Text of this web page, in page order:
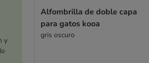
y
Alfombrilla de doble capa
para gatos kooa
gris oscuro